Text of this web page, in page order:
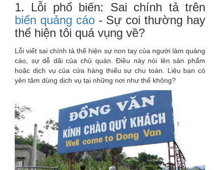
1. Lỗi phổ biến: Sai chính tả trên
biển quảng cáo- Sự coi thường hay
thể hiện tôi quá vụng về?
Lỗi viết sai chính tả thể hiện sự non tay của người làm quảng
cáo, sự dễ dãi của chủ quán. Điều này nói lên sản phẩm
hoặc dịch vụ của cửa hàng thiếu sự chu toàn. Liệu bạn có
yên tâm dùng dịch vụ tại những nơi như thế không?